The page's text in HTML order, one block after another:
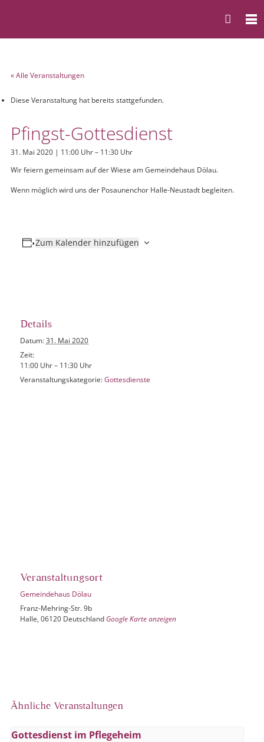
« Alle Veranstaltungen
Diese Veranstaltung hat bereits stattgefunden.
Pfingst-Gottesdienst
31. Mai 2020 | 11:00 Uhr– 11:30 Uhr
Wir feiern gemeinsam auf der Wiese am Gemeindehaus Dölau.
Wenn möglich wird uns der Posaunenchor Halle-Neustadt begleiten.
Zum Kalender hinzufügen
Details
Datum: 31. Mai 2020
Zeit:
11:00 Uhr – 11:30 Uhr
Veranstaltungskategorie: Gottesdienste
Veranstaltungsort
Gemeindehaus Dölau
Franz-Mehring-Str. 9b
Halle, 06120 Deutschland Google Karte anzeigen
Ähnliche Veranstaltungen
Gottesdienst im Pflegeheim